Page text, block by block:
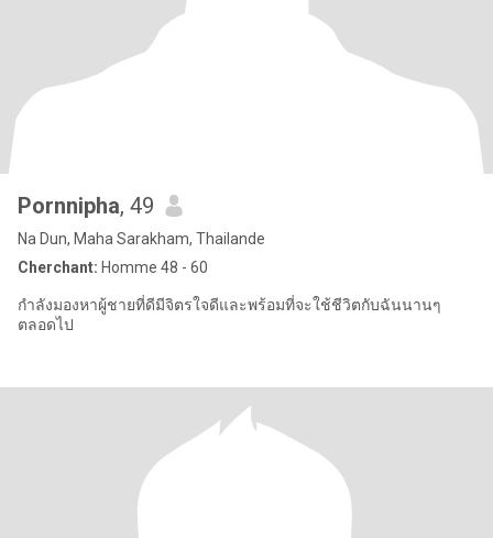
Pornnipha, 49
Na Dun, Maha Sarakham, Thailande
Cherchant: Homme 48 - 60
กำลังมองหาผู้ชายที่ดีมีจิตรใจดีและพร้อมที่จะใช้ชีวิตกับฉันนานๆ
ตลอดไป